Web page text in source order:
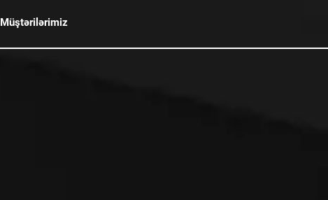
Müştərilərimiz